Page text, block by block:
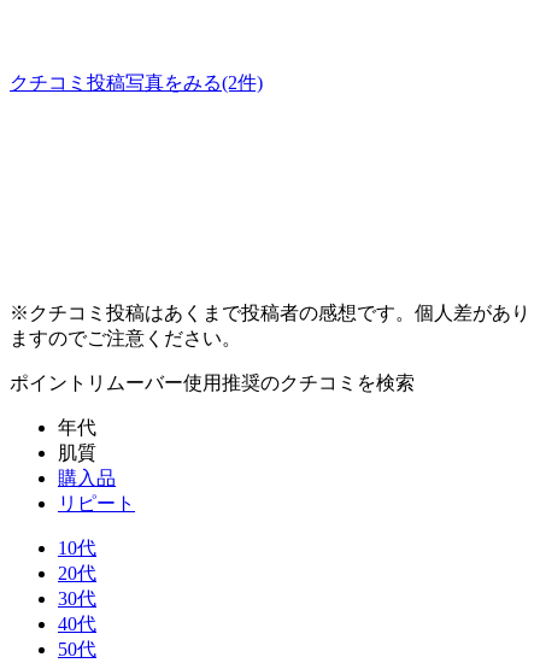
クチコミ投稿写真をみる(2件)
※クチコミ投稿はあくまで投稿者の感想です。個人差があり
ますのでご注意ください。
ポイントリムーバー使用推奨のクチコミを検索
年代
肌質
購入品
リピート
10代
20代
30代
40代
50代